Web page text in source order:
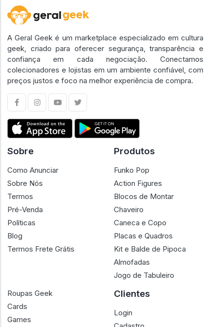
A Geral Geek é um marketplace especializado em cultura
geek, criado para oferecer segurança, transparência e
confiança em cada negociação. Conectamos
colecionadores e lojistas em um ambiente confiável, com
preços justos e foco na melhor experiência de compra.
Sobre
Como Anunciar
Sobre Nós
Termos
Pré-Venda
Políticas
Blog
Termos Frete Grátis
Produtos
Funko Pop
Action Figures
Blocos de Montar
Chaveiro
Caneca e Copo
Placas e Quadros
Kit e Balde de Pipoca
Almofadas
Jogo de Tabuleiro
Roupas Geek
Cards
Games
Clientes
Login